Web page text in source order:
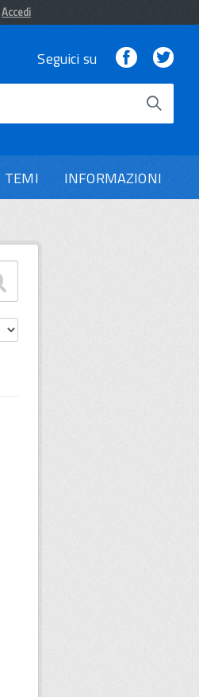
Accedi
Seguici su Facebook
TEMI INFORMAZIONI